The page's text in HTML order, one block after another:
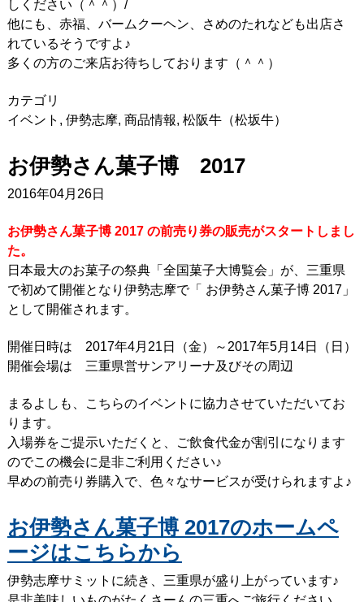
しください（＾＾）/
他にも、赤福、バームクーヘン、さめのたれなども出店さ
れているそうですよ♪
多くの方のご来店お待ちしております（＾＾）
カテゴリ
イベント , 伊勢志摩, 商品情報, 松阪牛（松坂牛）
お伊勢さん菓子博 2017
2016年04月26日
お伊勢さん菓子博 2017 の前売り券の販売がスタートしまし
た。
日本最大のお菓子の祭典「全国菓子大博覧会」が、三重県
で初めて開催となり伊勢志摩で「 お伊勢さん菓子博 2017」
として開催されます。
開催日時は 2017年4月21日（金）～2017年5月14日（日）
開催会場は 三重県営サンアリーナ及びその周辺
まるよしも、こちらのイベントに協力させていただいてお
ります。
入場券をご提示いただくと、ご飲食代金が割引になります
のでこの機会に是非ご利用ください♪
早めの前売り券購入で、色々なサービスが受けられますよ♪
お伊勢さん菓子博 2017のホームペ
ージはこちらから
伊勢志摩サミットに続き、三重県が盛り上がっています♪